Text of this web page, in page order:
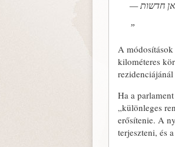
A
kilométeres
Ha a
„különleges
erősítenie. A
terjeszteni, és